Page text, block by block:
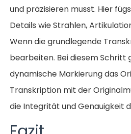
und präzisieren musst. Hier
Details wie Strahlen,
Wenn die grundlegende
bearbeiten. Bei diesem Schritt
dynamische Markierung das
Transkription mit der
die Integrität und Genauigkeit